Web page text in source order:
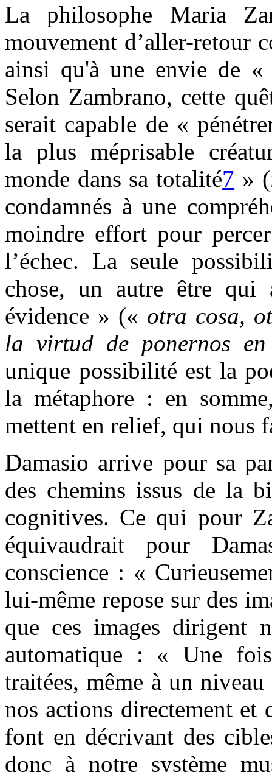
La philosophe Maria
mouvement d’aller-retour
ainsi qu'à une envie de «
Selon Zambrano, cette
serait capable de «
la plus méprisable
monde dans sa totalité7 » (
condamnés à une
moindre effort pour
l’échec. La seule
chose, un autre être
évidence » (« otra cosa,
la virtud de ponernos
unique possibilité est la
la métaphore : en
mettent en relief, qui nous
Damasio arrive pour sa
des chemins issus de la
cognitives. Ce qui pour
équivaudrait pour
conscience : «
lui-même repose sur des
que ces images dirigent
automatique : « Une
traitées, même à un
nos actions directement et
font en décrivant des
donc à notre système